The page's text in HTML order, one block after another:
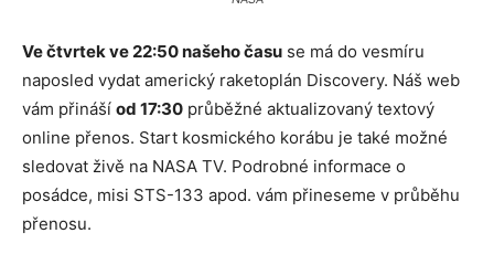
Ve čtvrtek ve 22:50 našeho času se má do vesmíru
naposled vydat americký raketoplán Discovery. Náš web
vám přináší od 17:30 průběžné aktualizovaný textový
online přenos. Start kosmického korábu je také možné
sledovat živě na NASA TV. Podrobné informace o
posádce, misi STS-133 apod. vám přineseme v průběhu
přenosu.